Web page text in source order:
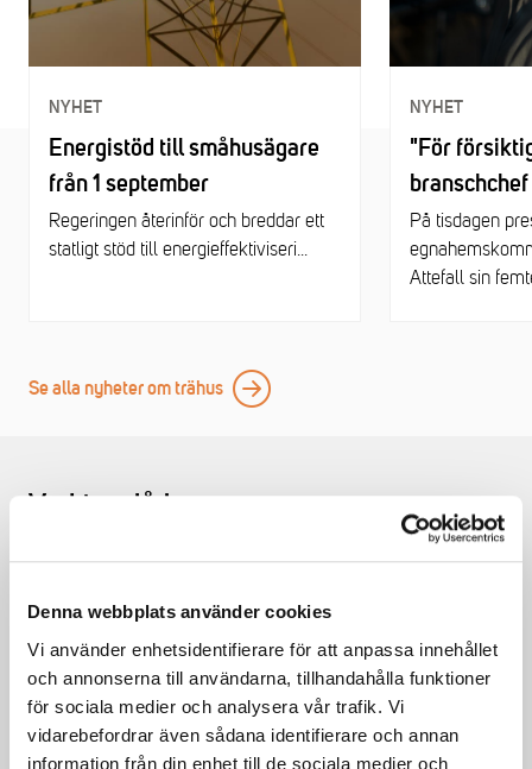
Denna webbplats använder cookies
Vi använder enhetsidentifierare för att anpassa innehållet
och annonserna till användarna, tillhandahålla funktioner
för sociala medier och analysera vår trafik. Vi
vidarebefordrar även sådana identifierare och annan
information från din enhet till de sociala medier och
NYHET
Energistöd till småhusägare
från 1 september
Regeringen återinför och breddar ett
statligt stöd till energieffektiviseri...
NYHET
"För
På tisdagen
Attefall sin
Se alla nyheter om trähus
Verktygslåda
Statistik
Vi har samlat intressanta siffror för branschgruppen.
Ta del av statistiken